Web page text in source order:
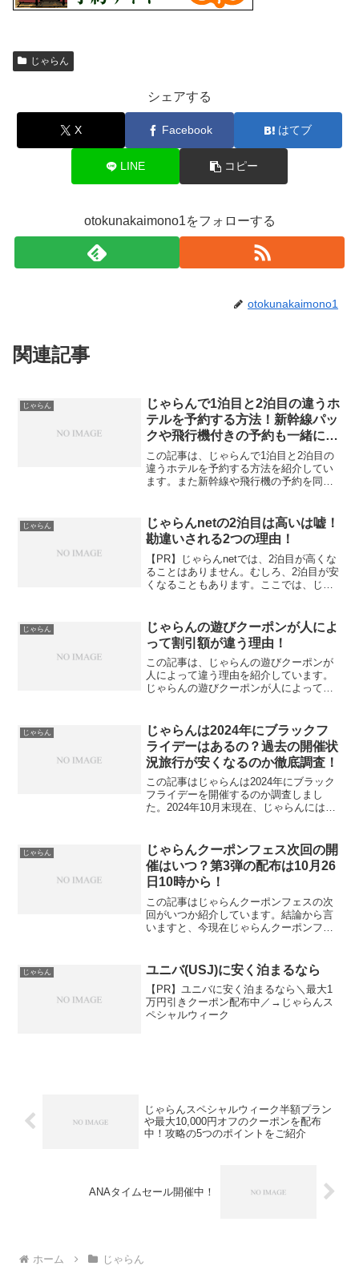
じゃらん
シェアする
X Facebook はてブ
LINE コピー
otokunakaimono1をフォローする
otokunakaimono1
関連記事
じゃらん
じゃらんで1泊目と2泊目の違うホ
テルを予約する方法！新幹線パッ
クや飛行機付きの予約も一緒に紹
介します！
この記事は、じゃらんで1泊目と2泊目の
違うホテルを予約する方法を紹介してい
ます。また新幹線や飛行機の予約を同時
す。じゃらんで1泊目と2泊目のホテルを
予約する方法を知りた...
じゃらん
じゃらんnetの2泊目は高いは嘘！
勘違いされる2つの理由！
【PR】じゃらんnetでは、2泊目が高くな
ることはありません。むしろ、2泊目が安
くなることもあります。ここでは、じゃ
2泊目が高いと勘違いされる理由① 料金
設定の仕...
じゃらん
じゃらんの遊びクーポンが人によ
って割引額が違う理由！
この記事は、じゃらんの遊びクーポンが
人によって違う理由を紹介しています。
じゃらんの遊びクーポンが人によって割
さいね！じゃらんの遊びクーポンが人に
よって違う理由！それはス...
じゃらん
じゃらんは2024年にブラックフ
ライデーはあるの？過去の開催状
況旅行が安くなるのか徹底調査！
この記事はじゃらんは2024年にブラック
フライデーを開催するのか調査しまし
た。2024年10月末現在、じゃらんにはブ
クフライデーの開催状況を知りたい人は
この記事を、じゃ...
じゃらん
じゃらんクーポンフェス次回の開
催はいつ？第3弾の配布は10月26
日10時から！
この記事はじゃらんクーポンフェスの次
回がいつか紹介しています。結論から言
いますと、今現在じゃらんクーポンフェ
クーポンフェスは、利用者にとって非常
に魅力的なキャン...
じゃらん ユニバ(USJ)に安く泊まるなら
【PR】ユニバに安く泊まるなら＼最大1
万円引きクーポン配布中／→じゃらんス
ペシャルウィーク
じゃらんスペシャルウィーク半額プラン
や最大10,000円オフのクーポンを配布
中！攻略の5つのポイントをご紹介
ANAタイムセール開催中！
ホーム じゃらん